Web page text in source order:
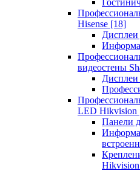
Hisense [18]
Дисплеи
видеостены
LED Hikvision
Панели
Hikvision